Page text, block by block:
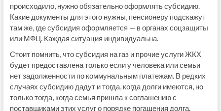
происходило, нужно обязательно оформлять субсидию.
Какие документы для этого нужны, пенсионеру подскажут
там же, где субсидия оформляется — в органах соцзащиты
или МФЦ. Каждая ситуация индивидуальна.
Стоит помнить, что субсидия на газ и прочие услуги ЖКХ
будет предоставлена только если у человека или семьи
нет задолженности по коммунальным платежам. В редких
случаях субсидию дадут и тогда, когда долги имеются, но
только тогда, когда семья пришла к соглашению с
поставщиками этих услуг о порядке погашения долга.